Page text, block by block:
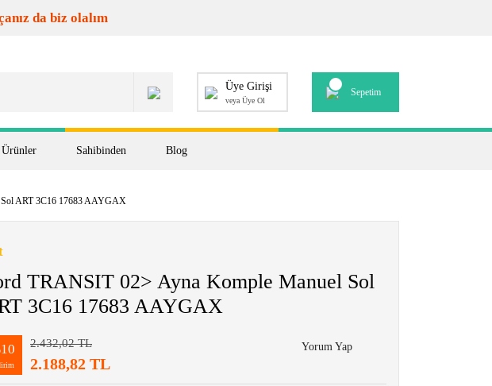
da biz olalım
Üye Girişi
veya Üye Ol
Sepetim
Ürünler Sahibinden Blog
ART 3C16 17683 AAYGAX
TRANSIT 02> Ayna Komple Manuel Sol
3C16 17683 AAYGAX
2.432,02 TL
2.188,82 TL
Yorum Yap